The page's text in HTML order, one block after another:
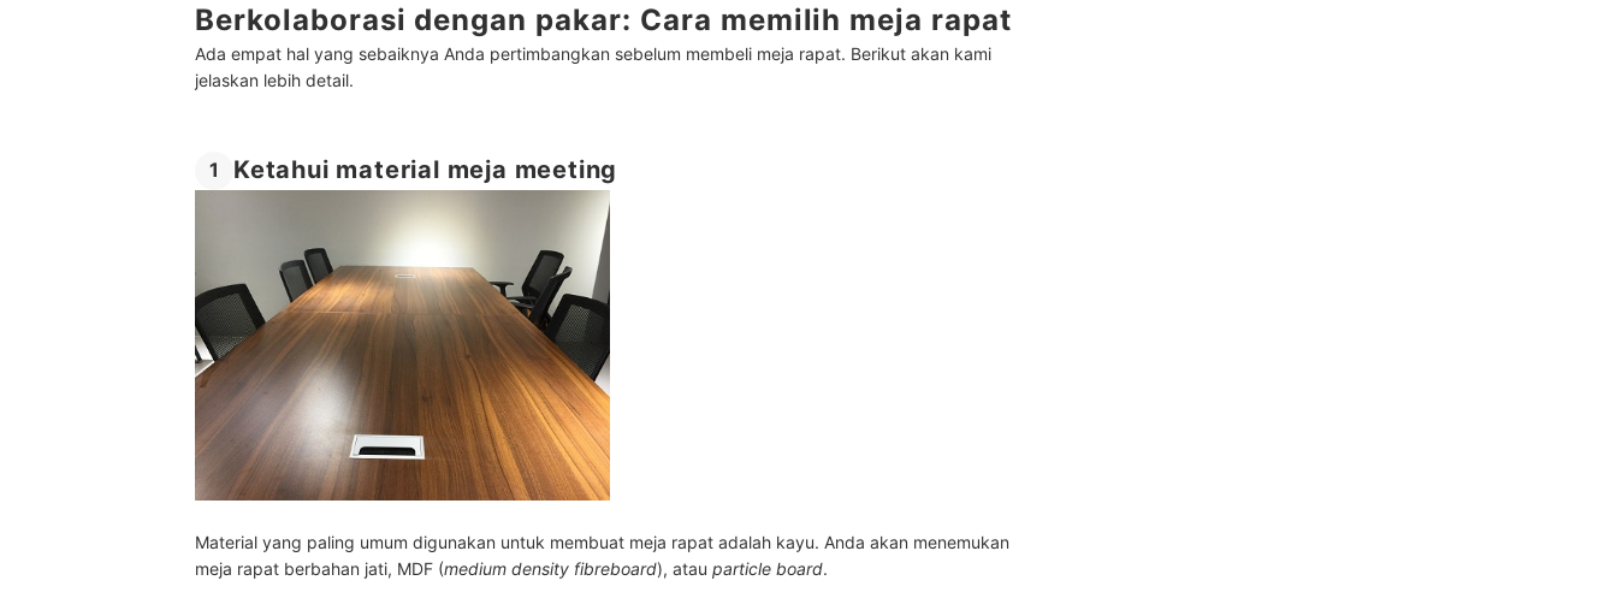
Berkolaborasi dengan pakar: Cara memilih meja rapat
Ada empat hal yang sebaiknya Anda pertimbangkan sebelum membeli meja rapat. Berikut akan kami
jelaskan lebih detail.
1 Ketahui material meja meeting
Material yang paling umum digunakan untuk membuat meja rapat adalah kayu. Anda akan menemukan
meja rapat berbahan jati, MDF (medium density fibreboard), atau particle board.